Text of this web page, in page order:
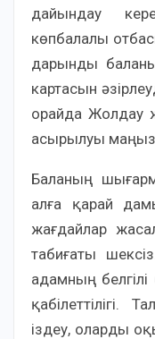
дайындау
көпбалалы
дарынды
картасын
орайда Жолдау
асырылуы
Баланың
алға қарай
жағдайлар
табиғаты
адамның
қабілеттілігі.
іздеу, оларды